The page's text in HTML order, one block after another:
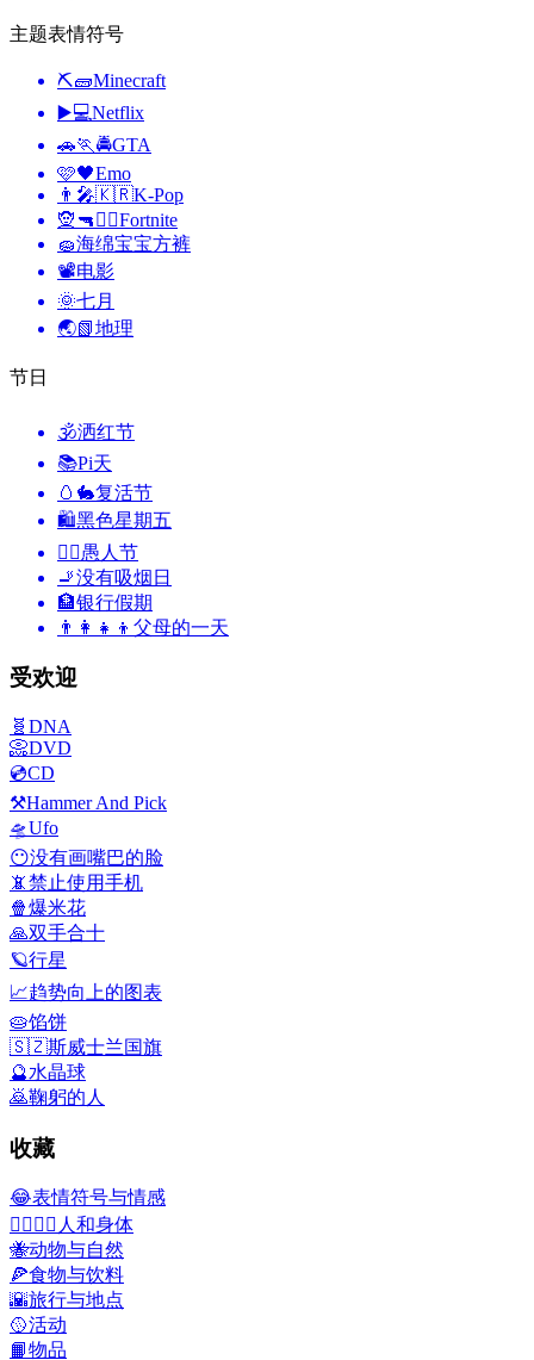
主题表情符号
⛏🧱Minecraft
▶️💻Netflix
🚗🏃🚔GTA
🩷🖤Emo
👨‍🎤🇰🇷K-Pop
🧝🔫🦹‍♂️Fortnite
🧽海绵宝宝方裤
📽电影
🌞七月
🌏📗地理
节日
🕉洒红节
📚Pi天
🥚🐇复活节
🛍黑色星期五
🙆‍♂️愚人节
🚬没有吸烟日
🏦银行假期
👨‍👩‍👧‍👦 父母的一天
受欢迎
🧬 DNA
📀DVD
💿CD
⚒️Hammer And Pick
🛸Ufo
😶没有画嘴巴的脸
📵禁止使用手机
🍿爆米花
🙏双手合十
🪐行星
📈趋势向上的图表
🥧馅饼
🇸🇿斯威士兰国旗
🔮水晶球
🙇鞠躬的人
收藏
😂表情符号与情感
👩‍❤️‍💋‍👨 人和身体
🐝动物与自然
🍕食物与饮料
🌇旅行与地点
🥎活动
📙物品